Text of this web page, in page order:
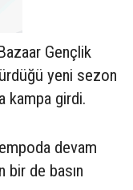
Gençlik
yeni sezon
kampa girdi.
devam
bir de basın